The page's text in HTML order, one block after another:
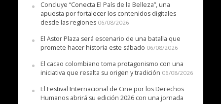
Concluye “Conecta El País de la Belleza”, una
apuesta por fortalecer los contenidos digitales
desde las regiones 06/08/2026
El Astor Plaza será escenario de una batalla que
promete hacer historia este sábado 06/08/2026
El cacao colombiano toma protagonismo con una
iniciativa que resalta su origen y tradición 06/08/2026
El Festival Internacional de Cine por los Derechos
Humanos abrirá su edición 2026 con una jornada